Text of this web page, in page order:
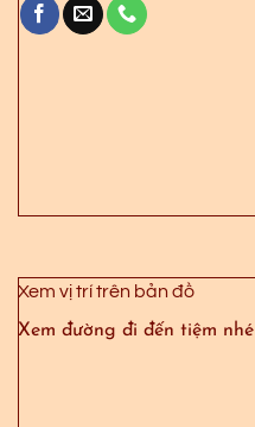
Xem vị trí trên bản đồ
Xem đường đi đến tiệm nhé